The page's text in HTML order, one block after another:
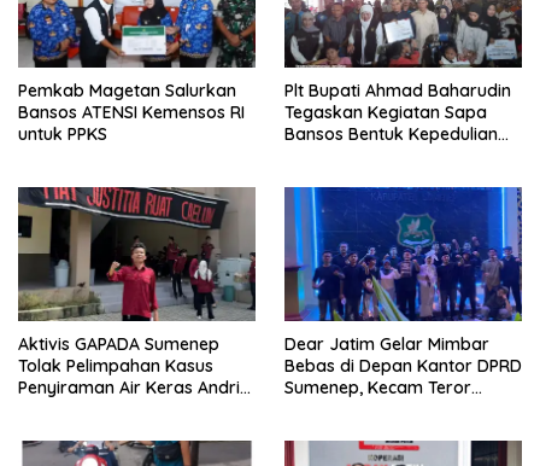
Pemkab Magetan Salurkan
Bansos ATENSI Kemensos RI
untuk PPKS
Plt Bupati Ahmad Baharudin
Tegaskan Kegiatan Sapa
Bansos Bentuk Kepedulian
Aktivis GAPADA Sumenep
Tolak Pelimpahan Kasus
Penyiraman Air Keras Andrie
Dear Jatim Gelar Mimbar
Bebas di Depan Kantor DPRD
Sumenep, Kecam Teror